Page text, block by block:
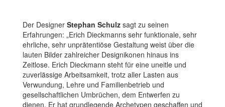
Der Designer Stephan Schulz sagt zu seinen
Erfahrungen: „Erich Dieckmanns sehr funktionale, sehr
ehrliche, sehr unprätentiöse Gestaltung weist über die
lauten Bilder zahlreicher Designikonen hinaus ins
Zeitlose. Erich Dieckmann steht für eine uneitle und
zuverlässige Arbeitsamkeit, trotz aller Lasten aus
Verwundung, Lehre und Familienbetrieb und
gesellschaftlichen Umbrüchen, dem Entwerfen zu
dienen. Er hat grundlegende Archetypen geschaffen und